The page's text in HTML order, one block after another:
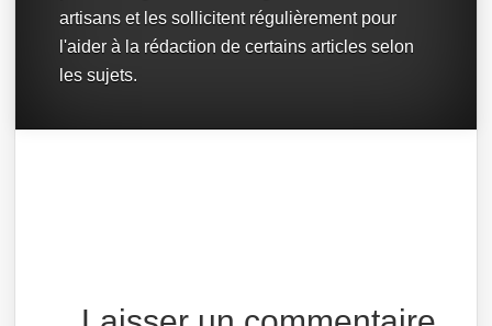
artisans et les sollicitent régulièrement pour
l'aider à la rédaction de certains articles selon
les sujets.